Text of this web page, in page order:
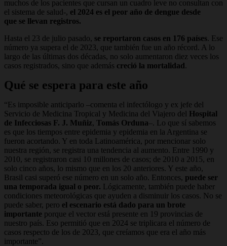
muchos de los pacientes que cursan un cuadro leve no consultan con
el sistema de salud-, el 2024 es el peor año de dengue desde
que se llevan registros.
Hasta el 23 de julio pasado, se reportaron casos en 176 países. Ese
número ya supera el de 2023, que también fue un año récord. A lo
largo de las últimas dos décadas, no solo aumentaron diez veces los
casos registrados, sino que además creció la mortalidad.
Qué se espera para este año
“Es imposible anticiparlo –comenta el infectólogo y ex jefe del
Servicio de Medicina Tropical y Medicina del Viajero del Hospital
de Infecciosas F. J. Muñiz, Tomás Orduna–. Lo que sí sabemos
es que los tiempos entre epidemia y epidemia en la Argentina se
fueron acortando. Y en toda Latinoamérica, por mencionar solo
nuestra región, se registra una tendencia al aumento. Entre 1990 y
2010, se registraron casi 10 millones de casos; de 2010 a 2015, en
solo cinco años, lo mismo que en los 20 anteriores. Y este año,
Brasil casi superó ese número en un solo año. Entonces, puede ser
una temporada igual o peor. Lógicamente, también puede haber
condiciones meteorológicas que ayuden a disminuir los casos. No se
puede saber, pero el escenario está dado para un brote
importante porque el vector está presente en 19 provincias de
nuestro país. Eso permitió que en 2024 se triplicara el número de
casos respecto de los de 2023, que creíamos que era el año más
importante”.